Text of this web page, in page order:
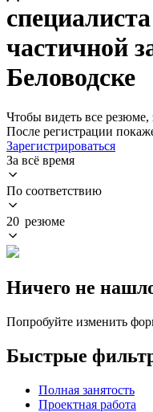
частичной
Беловодске
Чтобы видеть все резюме,
После регистрации
Зарегистрироваться
За всё время
По соответствию
20 резюме
Ничего не
Попробуйте изменить
Быстрые
Полная занятость
Проектная работа